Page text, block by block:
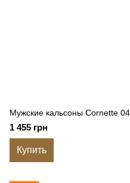
Мужские кальсоны Cornette
1 455 грн
Купить